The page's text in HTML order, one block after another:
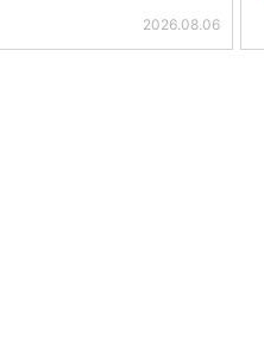
2026.08.06